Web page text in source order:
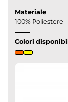
Materiale
100% Poliestere
Colori